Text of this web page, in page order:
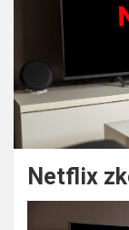
Netflix